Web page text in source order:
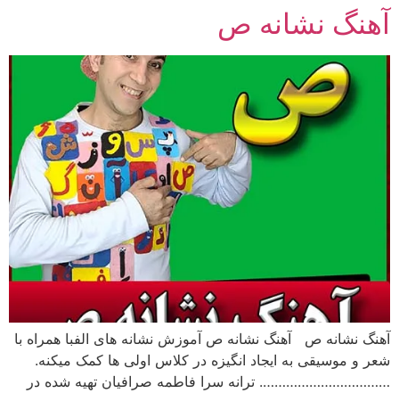
پرش
محتوا
آهنگ نشانه ص
آهنگ نشانه ص آهنگ نشانه ص آموزش نشانه های الفبا همراه با
شعر و موسیقی به ایجاد انگیزه در کلاس اولی ها کمک میکنه.
……………………………. ترانه سرا فاطمه صرافیان تهیه شده در